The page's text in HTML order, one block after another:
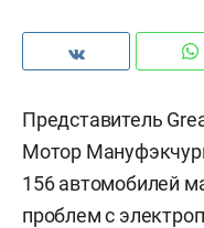
Представитель
Мотор
156 автомобилей
проблем с